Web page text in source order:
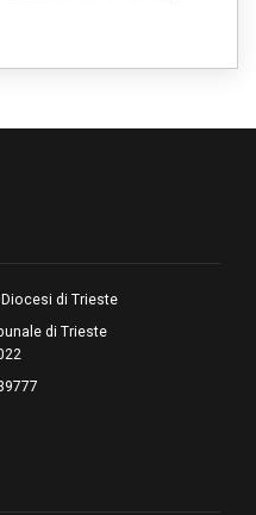
di Trieste
di Trieste